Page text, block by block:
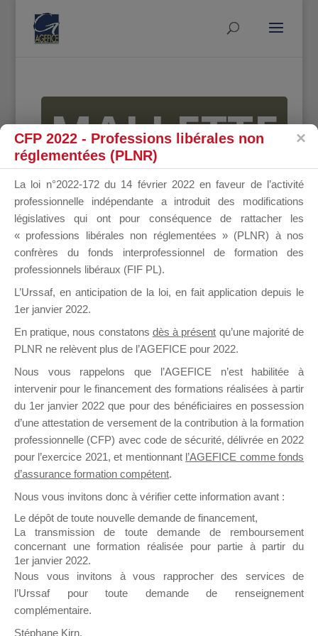
MALLETTE
DU
DIRIGEANT
il y a un mois
Ce groupe est destiné aux Organismes de
Formation qui souhaitent répondre à l’Appel à
Propositions Mallette du Dirigeant.
Ce groupe propose un forum dédié au support
sur lequel il est possible de laisser un message
ou poser une question.
NB : Il est nécessaire d’être
pouvoir rejoindre ce groupe
CFP 2022 - Professions libérales non
réglementées (PLNR)
La loi n°2022-172 du 14 février 2022 en faveur de l’activité
professionnelle indépendante a introduit des modifications
législatives qui ont pour conséquence de rattacher les
« professions libérales non réglementées » (PLNR) à nos
confrères du fonds interprofessionnel de formation des
professionnels libéraux (FIF PL).
L’Urssaf, en anticipation de la loi, en fait application depuis le
1er janvier 2022.
En pratique, nous constatons dès à présent qu’une majorité de
PLNR ne relèvent plus de l’AGEFICE pour 2022.
Nous vous rappelons que l’AGEFICE n’est habilitée à
intervenir pour le financement des formations réalisées à partir
du 1er janvier 2022 que pour des bénéficiaires en possession
d’une attestation de versement de la contribution à la formation
professionnelle (CFP) avec code de sécurité, délivrée en 2022
pour l’exercice 2021, et mentionnant l’AGEFICE comme fonds
d’assurance formation compétent.
Nous vous invitons donc à vérifier cette information avant :
Le dépôt de toute nouvelle demande de financement,
La transmission de toute demande de remboursement
concernant une formation réalisée pour partie à partir du
1er janvier 2022.
Nous vous invitons à vous rapprocher des services de
l’Urssaf pour toute demande de renseignement
complémentaire.
Stéphane Kirn,